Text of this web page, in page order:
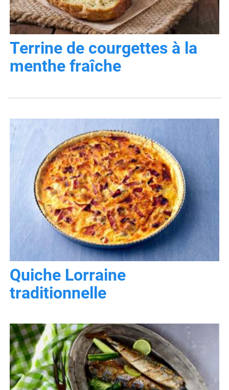
Terrine de courgettes à la
menthe fraîche
Quiche Lorraine
traditionnelle